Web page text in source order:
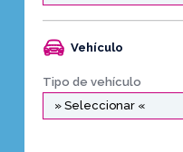
Vehículo
Tipo de vehículo